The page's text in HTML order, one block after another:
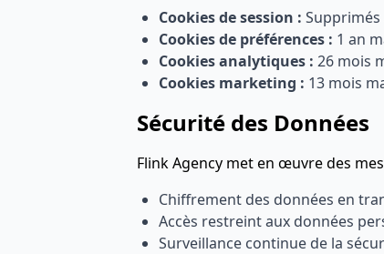
Cookies de session :
Cookies de préférences : 1 an
Cookies analytiques : 26 mois
Cookies marketing : 13 mois
Sécurité des Données
Flink Agency met en œuvre des
Chiffrement des données en
Accès restreint aux données
Surveillance continue de la